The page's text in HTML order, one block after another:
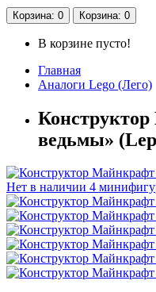
Корзина: 0 Корзина: 0
В корзине пусто!
Главная
Аналоги Lego (Лего)
ведьмы»
Нет в наличии 4